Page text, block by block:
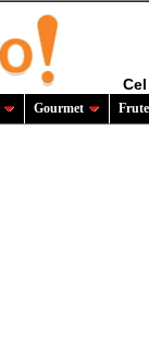
Cel
Gourmet